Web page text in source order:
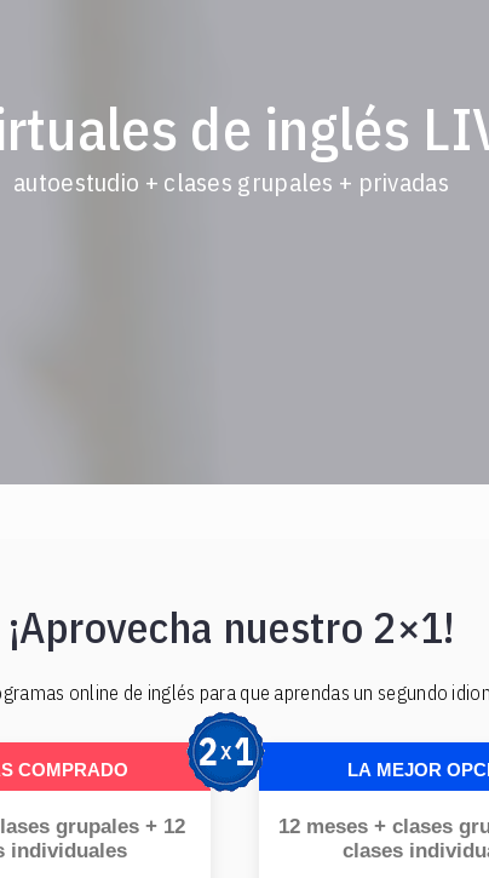
de inglés
autoestudio + clases grupales + privadas
¡Aprovecha nuestro 2×1!
online de inglés para que aprendas un segundo
COMPRADO
grupales + 12
individuales
LA MEJOR
12 meses + clases
clases